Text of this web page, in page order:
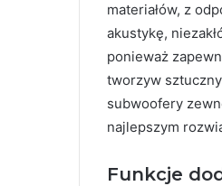
materiałów, z
akustykę,
ponieważ
tworzyw
subwoofery
najlepszym
Funkcje